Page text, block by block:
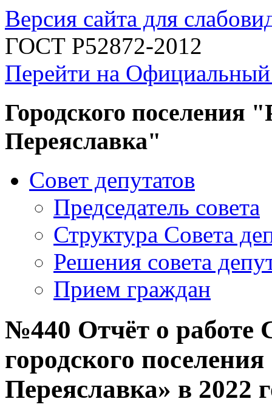
Версия сайта для
ГОСТ Р52872-2012
Перейти на
Городского поселения
Переяславка"
Совет депутатов
Председатель совета
Структура Совета
Решения совета
Прием граждан
№440 Отчёт о работе
городского
Переяславка» в 2022